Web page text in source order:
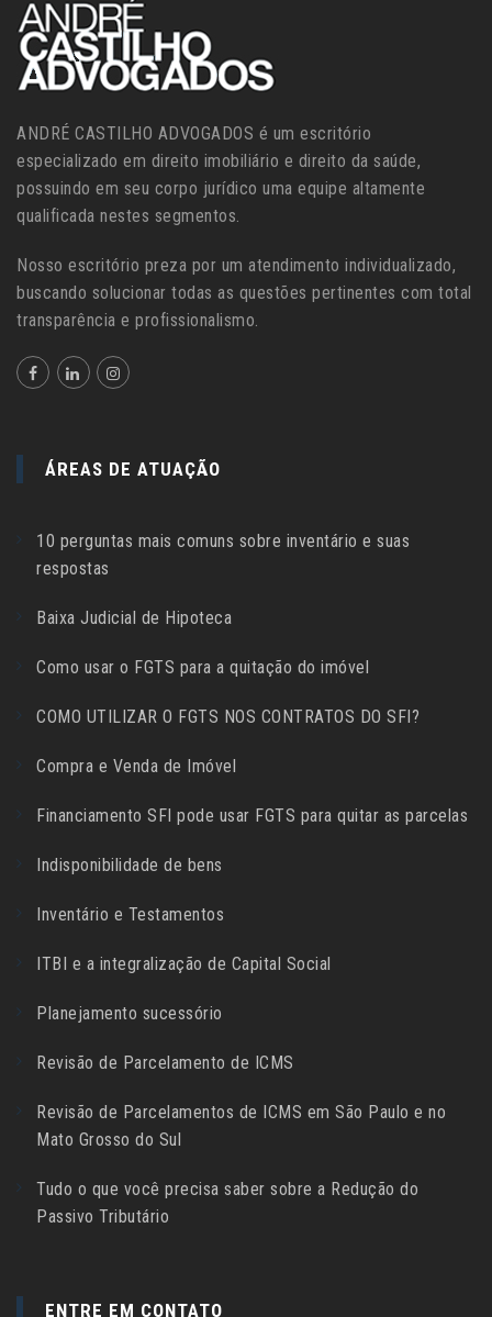
ANDRÉ CASTILHO ADVOGADOS é um escritório
especializado em direito imobiliário e direito da saúde,
possuindo em seu corpo jurídico uma equipe altamente
qualificada nestes segmentos.
Nosso escritório preza por um atendimento individualizado,
buscando solucionar todas as questões pertinentes com total
transparência e profissionalismo.
ÁREAS DE ATUAÇÃO
10 perguntas mais comuns sobre inventário e suas
respostas
Baixa Judicial de Hipoteca
Como usar o FGTS para a quitação do imóvel
COMO UTILIZAR O FGTS NOS CONTRATOS DO SFI?
Compra e Venda de Imóvel
Financiamento SFI pode usar FGTS para quitar as parcelas
Indisponibilidade de bens
Inventário e Testamentos
ITBI e a integralização de Capital Social
Planejamento sucessório
Revisão de Parcelamento de ICMS
Revisão de Parcelamentos de ICMS em São Paulo e no
Mato Grosso do Sul
Tudo o que você precisa saber sobre a Redução do
Passivo Tributário
ENTRE EM CONTATO